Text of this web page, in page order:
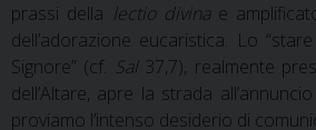
prassi della lectio divinae
dell’adorazione eucaristica. Lo
Signore” (cf. Sal37,7), realmente
dell’Altare, apre la strada
proviamo l’intenso desiderio di